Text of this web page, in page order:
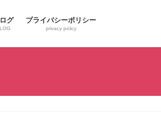
グ プライバシーポリシー
privacy policy